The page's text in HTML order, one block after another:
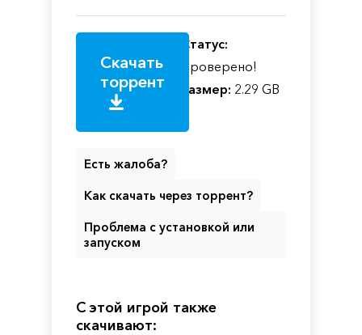
Скачать
торрент
Статус:
Проверено!
Размер: 2.29 GB
Есть жалоба?
Как скачать через торрент?
Проблема с установкой или
запуском
С этой игрой также
скачивают: